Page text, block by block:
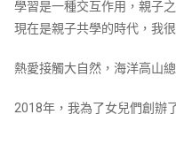
學習是一種交互作用，親子
現在是親子共學的時代，我
熱愛接觸大自然，海洋高山
2018年，我為了女兒們創辦